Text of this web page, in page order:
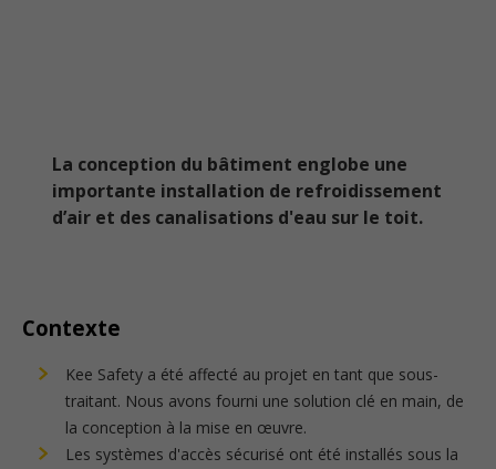
La conception du bâtiment englobe une
importante installation de refroidissement
d’air et des canalisations d'eau sur le toit.
Contexte
Kee Safety a été affecté au projet en tant que sous-
traitant. Nous avons fourni une solution clé en main, de
la conception à la mise en œuvre.
Les systèmes d'accès sécurisé ont été installés sous la